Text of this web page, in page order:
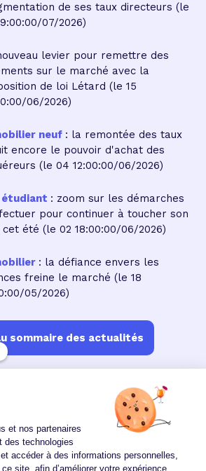
de ses taux directeurs (le
07/2026)
levier pour remettre des
sur le marché avec la
de loi Létard (le 15
06/2026)
neuf : la remontée des taux
encore le pouvoir d'achat des
(le 04 12:00:00/06/2026)
étudiant : zoom sur les démarches
pour continuer à toucher son
cet été (le 02 18:00:00/06/2026)
: la défiance envers les
freine le marché (le 18
05/2026)
sommaire des actualités
engage et doit être remboursé.
de remboursement avant de
vous engager.